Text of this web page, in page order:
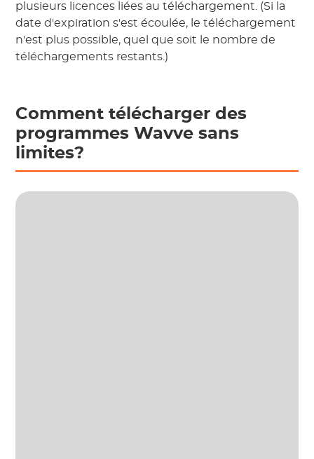
plusieurs licences liées au téléchargement. (Si la
date d'expiration s'est écoulée, le téléchargement
n'est plus possible, quel que soit le nombre de
téléchargements restants.)
Comment télécharger des
programmes Wavve sans
limites?